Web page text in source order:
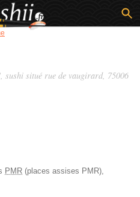
sushi situé rue de vaugirard, 75006
PMR (places assises PMR),